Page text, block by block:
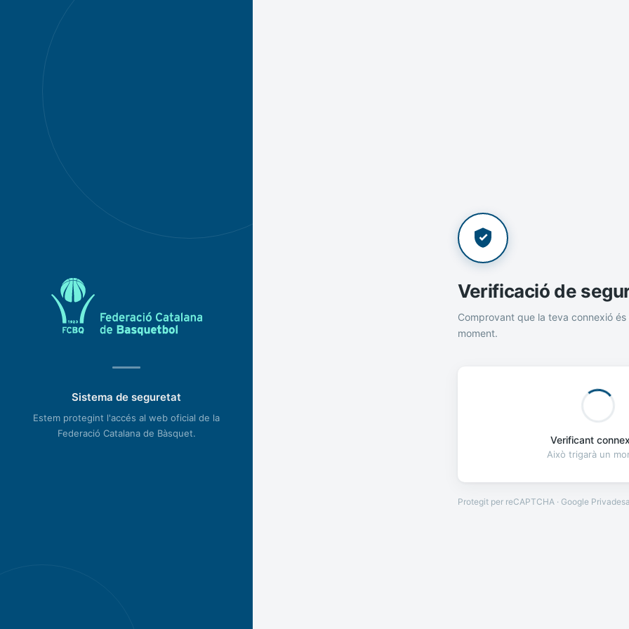
Sistema de seguretat
Estem protegint l'accés al web oficial de la
Federació Catalana de Bàsquet.
Verificació de
Comprovant que la teva connexió és
moment.
Verificant
Això trigarà un
Protegit per reCAPTCHA · Google Privadesa